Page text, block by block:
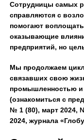
Сотрудницы самых
справляются с
помогают
оказывающие
предприятий, но
Мы продолжаем
связавших свою
промышленностью и
(ознакомиться с
№ 1 (80), март 2024,
2024, журнала